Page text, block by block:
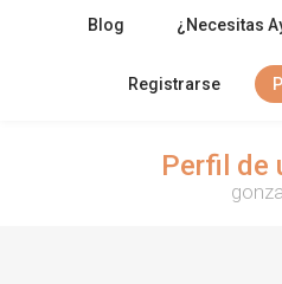
Blog ¿Necesitas
Registrarse
Perfil de